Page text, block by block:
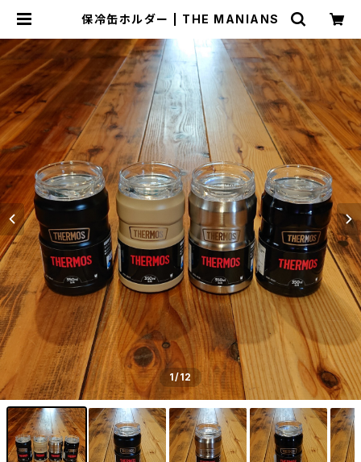
保冷缶ホルダー | THE MANIANS
1/12